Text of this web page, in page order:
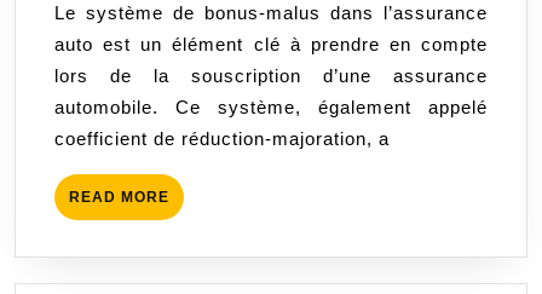
bonus-
malus
dans
l’assurance
auto
Le système de bonus-malus dans l’assurance
auto est un élément clé à prendre en compte
lors de la souscription d’une assurance
automobile. Ce système, également appelé
coefficient de réduction-majoration, a
READ MORE READ
MORE